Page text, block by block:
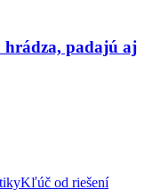
padajú aj
Kľúč od riešení